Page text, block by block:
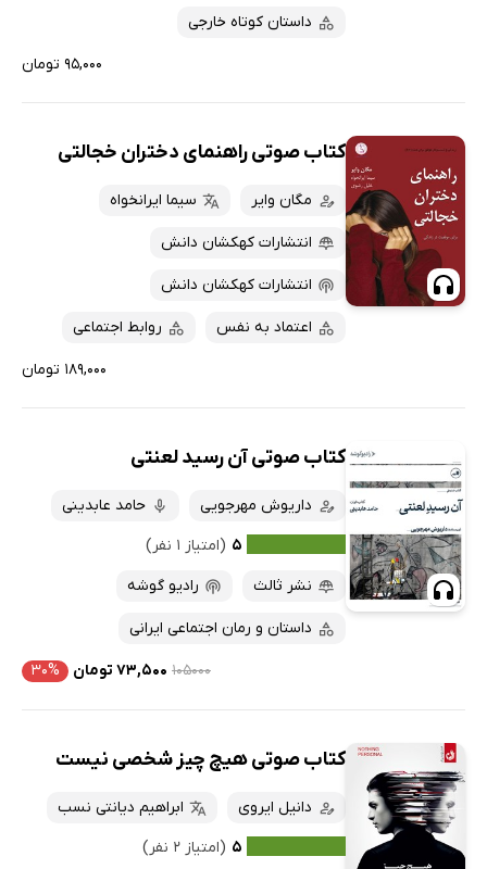
داستان کوتاه خارجی
۹۵,۰۰۰ تومان
کتاب صوتی راهنمای دختران خجالتی
مگان وایر سیما ایرانخواه
انتشارات کهکشان دانش
انتشارات کهکشان دانش
اعتماد به نفس روابط اجتماعی
۱۸۹,۰۰۰ تومان
کتاب صوتی آن رسید لعنتی
داریوش مهرجویی
حامد عابدینی
۵ (امتیاز ۱ نفر)
نشر ثالث
رادیو گوشه
داستان و رمان اجتماعی ایرانی
۱۰۵۰۰۰ ۷۳,۵۰۰ تومان ۳۰%
کتاب صوتی هیچ چیز شخصی نیست
دانیل ایروی
ابراهیم دیانتی نسب
۵ (امتیاز ۲ نفر)